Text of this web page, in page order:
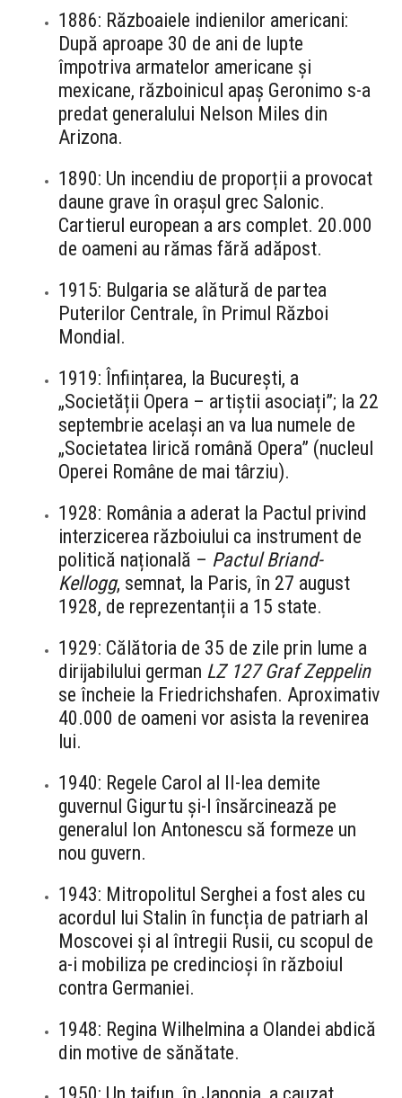
1886: Războaiele indienilor americani:
După aproape 30 de ani de lupte
împotriva armatelor americane și
mexicane, războinicul apaș Geronimo s-a
predat generalului Nelson Miles din
Arizona.
1890: Un incendiu de proporții a provocat
daune grave în orașul grec Salonic.
Cartierul european a ars complet. 20.000
de oameni au rămas fără adăpost.
1915: Bulgaria se alătură de partea
Puterilor Centrale, în Primul Război
Mondial.
1919: Înființarea, la București, a
„Societății Opera – artiștii asociați”; la 22
septembrie același an va lua numele de
„Societatea lirică română Opera” (nucleul
Operei Române de mai târziu).
1928: România a aderat la Pactul privind
interzicerea războiului ca instrument de
politică națională – Pactul Briand-
Kellogg, semnat, la Paris, în 27 august
1928, de reprezentanții a 15 state.
1929: Călătoria de 35 de zile prin lume a
dirijabilului german LZ 127 Graf Zeppelin
se încheie la Friedrichshafen. Aproximativ
40.000 de oameni vor asista la revenirea
lui.
1940: Regele Carol al II-lea demite
guvernul Gigurtu și-l însărcinează pe
generalul Ion Antonescu să formeze un
nou guvern.
1943: Mitropolitul Serghei a fost ales cu
acordul lui Stalin în funcția de patriarh al
Moscovei și al întregii Rusii, cu scopul de
a-i mobiliza pe credincioși în războiul
contra Germaniei.
1948: Regina Wilhelmina a Olandei abdică
din motive de sănătate.